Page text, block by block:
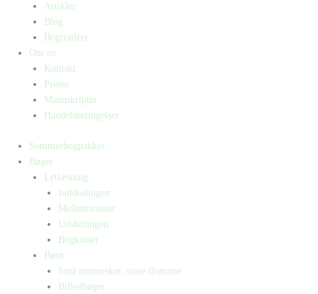
Artikler
Blog
Bogtrailere
Om os
Kontakt
Presse
Manuskripter
Handelsbetingelser
Sommerbogpakker
Bøger
Letlæsning
Indskolingen
Mellemtrinnet
Udskolingen
Bogkasser
Børn
Små mennesker, store drømme
Billedbøger